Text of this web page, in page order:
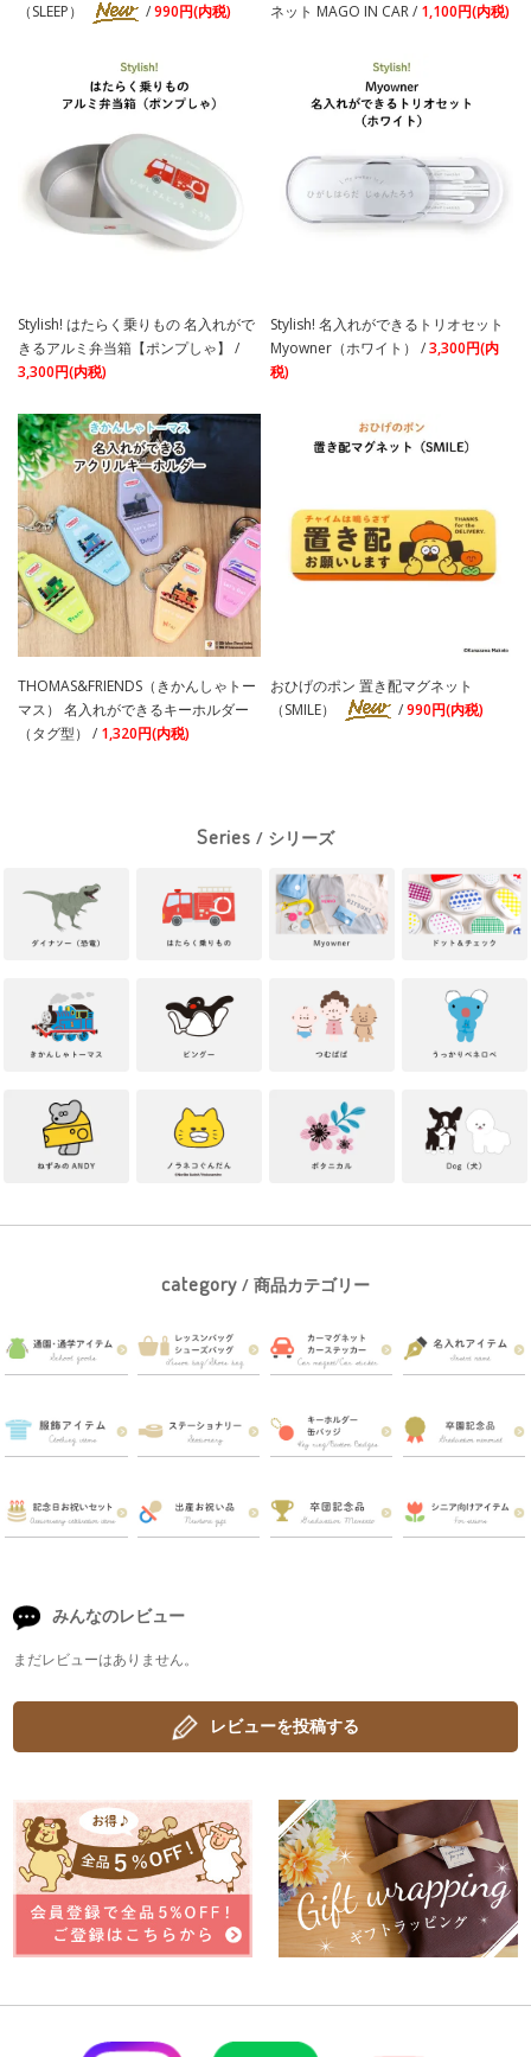
（SLEEP）
/990円(内税)
ネット MAGO IN CAR / 1,100円(内税)
Stylish! はたらく乗りもの 名入れがで
きるアルミ弁当箱【ポンプしゃ】 /
3,300円(内税)
Stylish! 名入れができるトリオセット
Myowner（ホワイト） /3,300円(内
税)
THOMAS&FRIENDS（きかんしゃトー
マス） 名入れができるキーホルダー
（タグ型） / 1,320円(内税)
おひげのポン 置き配マグネット
（SMILE）
/990円(内税)
Series / シリーズ
category / 商品カテゴリー
みんなのレビュー
まだレビューはありません。
レビューを投稿する